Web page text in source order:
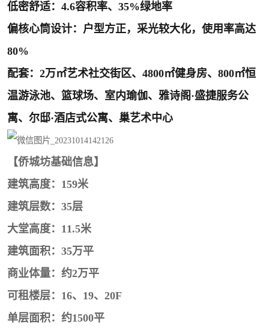
低密舒适：4.6容积率、35%绿地率
偏核心筒设计：户型方正，采光较大化，使用率高达
80%
配套：2万㎡艺术社交街区、4800㎡健身房、800㎡恒
温游泳池、篮球场、室内瑜伽、雅诗阁·盛捷服务公
寓、尔邸·酒店式公寓、巢艺术中心
【侨城坊基础信息】
建筑高度：159米
建筑层数：35层
大堂高度：11.5米
建筑面积：35万平
商业体量：约2万平
可租楼层：16、19、20F
单层面积：约1500平
华侨城 南山蛇口
宝安西乡 宝安新安
光明区 南山西丽
龙华观澜